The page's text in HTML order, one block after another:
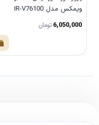
ویمکس مدل IR-V76100
6,050,000 تومان